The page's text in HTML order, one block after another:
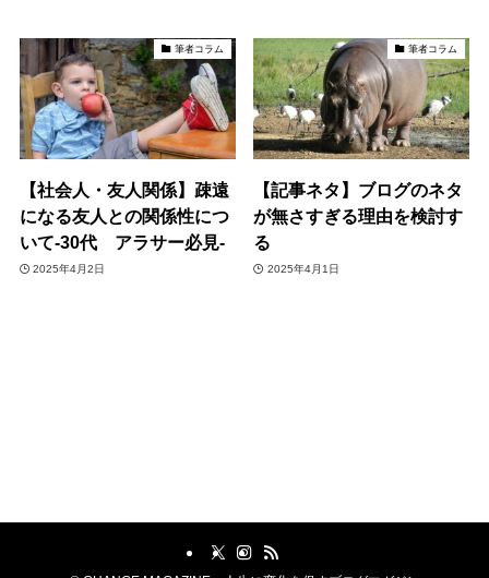
筆者コラム
【社会人・友人関係】疎遠
になる友人との関係性につ
いて-30代 アラサー必見-
2025年4月2日
筆者コラム
【記事ネタ】ブログのネタ
が無さすぎる理由を検討す
る
2025年4月1日